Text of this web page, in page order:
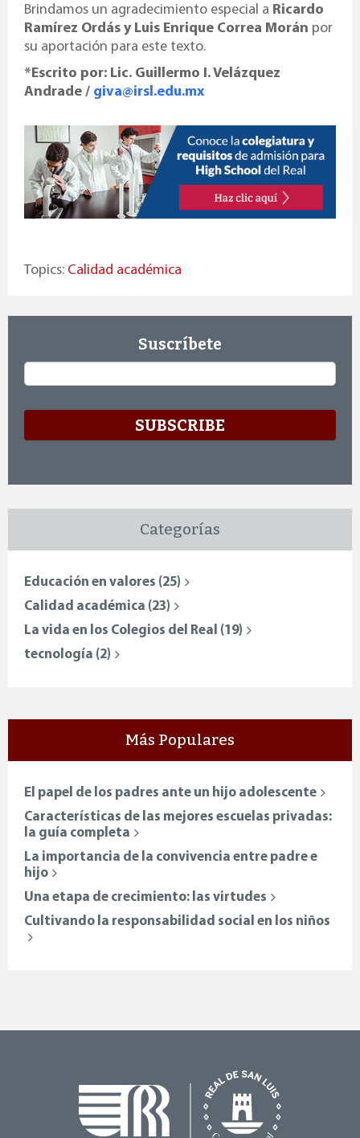
Brindamos un agradecimiento especial a Ricardo
Ramírez Ordás y Luis Enrique Correa Morán por
su aportación para este texto.
*Escrito por: Lic. Guillermo I. Velázquez
Andrade / giva@irsl.edu.mx
Topics: Calidad académica
Suscríbete
*
Categorías
Educación en valores (25)
Calidad académica (23)
La vida en los Colegios del Real (19)
tecnología (2)
Más Populares
El papel de los padres ante un hijo adolescente
Características de las mejores escuelas privadas:
la guía completa
La importancia de la convivencia entre padre e
hijo
Una etapa de crecimiento: las virtudes
Cultivando la responsabilidad social en los niños